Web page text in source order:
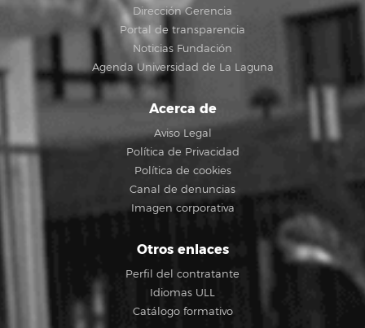
Dirección Gerencia
Portal de transparencia
Noticias Fundación
Agenda Universidad de La Laguna
Acerca de
Aviso Legal
Política de Privacidad
Política de cookies
Canal de denuncias
Imagen corporativa
Otros enlaces
Perfil del contratante
Idiomas ULL
Catálogo formativo